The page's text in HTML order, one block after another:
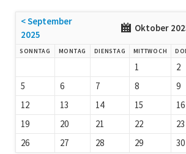
< September
2025
Oktober
SONNTAG MONTAG DIENSTAG MITTWOCH
1 2
5
6 7 8 9
12
13 14 15 16
19
20 21 22 23
26
27 28 29 30